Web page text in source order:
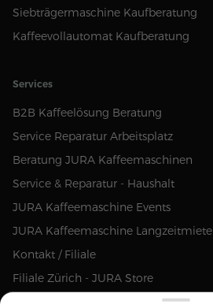
Siebträgermaschine Kaufberatung
Kaffeevollautomat Kaufberatung
Services
B2B Kaffeelösung Beratung
Service Reparatur Arbeitsplatz
Beratung JURA Kaffeemaschinen
Service & Reparatur - Haushalt
JURA Kaffeemaschine Events
JURA Kaffeemaschine Langzeitmiete
Kontakt / Filiale
Filiale Zürich - JURA Store